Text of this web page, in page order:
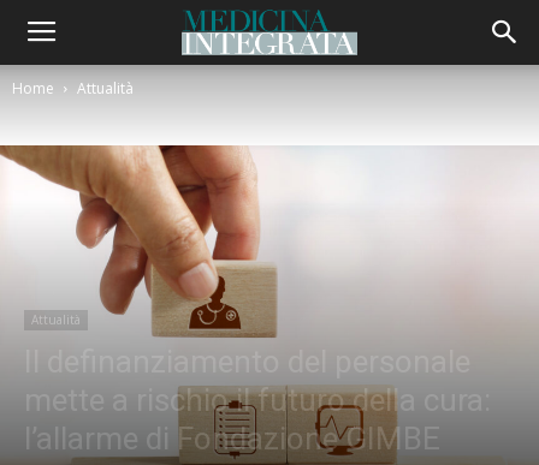
Home Attualità
Attualità
Il definanziamento del personale
mette a rischio il futuro della cura:
l’allarme di Fondazione GIMBE